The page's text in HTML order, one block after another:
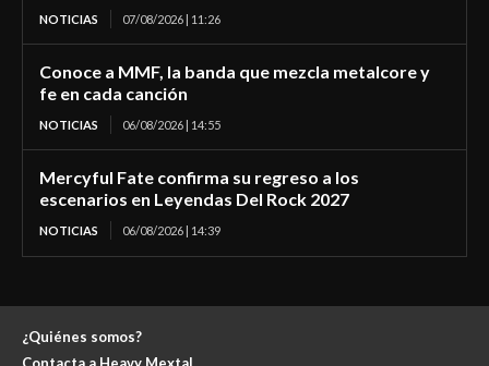
NOTICIAS 07/08/2026 | 11:26
Conoce a MMF, la banda que mezcla metalcore y
fe en cada canción
NOTICIAS 06/08/2026 | 14:55
Mercyful Fate confirma su regreso a los
escenarios en Leyendas Del Rock 2027
NOTICIAS 06/08/2026 | 14:39
¿Quiénes somos?